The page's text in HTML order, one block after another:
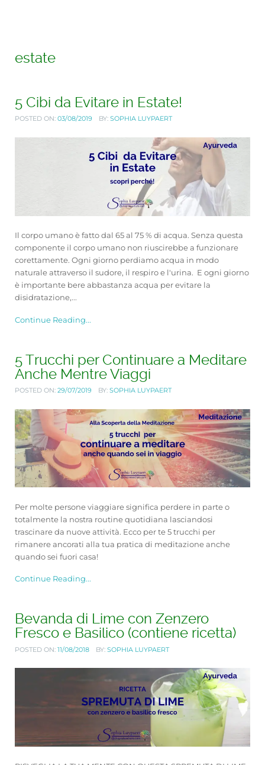
estate
5 Cibi da Evitare in Estate!
POSTED ON: 03/08/2019 BY: SOPHIA LUYPAERT
Il corpo umano è fatto dal 65 al 75 % di acqua. Senza questa
componente il corpo umano non riuscirebbe a funzionare
corettamente. Ogni giorno perdiamo acqua in modo
naturale attraverso il sudore, il respiro e l'urina. E ogni giorno
è importante bere abbastanza acqua per evitare la
disidratazione,...
Continue Reading...
5 Trucchi per Continuare a Meditare
Anche Mentre Viaggi
POSTED ON: 29/07/2019 BY: SOPHIA LUYPAERT
Per molte persone viaggiare significa perdere in parte o
totalmente la nostra routine quotidiana lasciandosi
trascinare da nuove attività. Ecco per te 5 trucchi per
rimanere ancorati alla tua pratica di meditazione anche
quando sei fuori casa!
Continue Reading...
Bevanda di Lime con Zenzero
Fresco e Basilico (contiene ricetta)
POSTED ON: 11/08/2018 BY: SOPHIA LUYPAERT